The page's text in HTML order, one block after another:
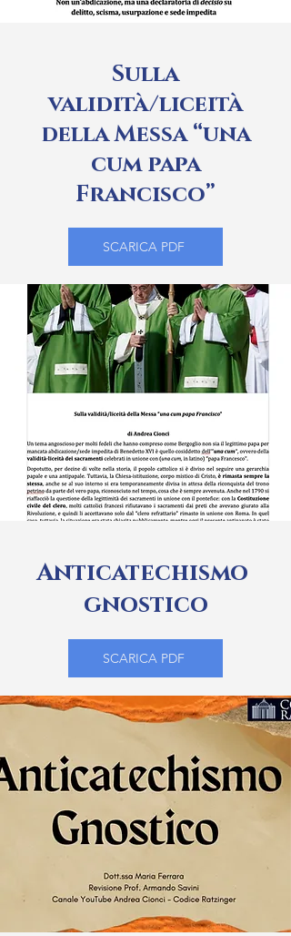
Sulla
validità/liceità
della Messa “una
cum papa
Francisco”
SCARICA PDF
Anticatechismo
gnostico
SCARICA PDF